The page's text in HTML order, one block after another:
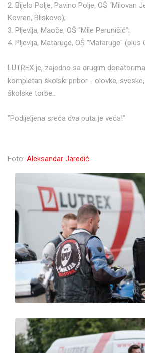
2. Bijelo Polje, Pavino Polje, OŠ “Milovan
Kovren, Bliskovo);⁣
3. Pljevlja, Maoče, OŠ “Mile Peruničić”;⁣
4. Pljevlja, Mataruge, OŠ "Mataruge" (plus
LUTREX je, zajedno sa drugim
kompletan školski pribor - olovke,
školske torbe...⁣
"Podijeljena sreća dva puta je veća!"⁣
Foto: Aleksandar Jaredić